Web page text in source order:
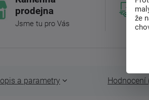
prodejna
Jsme tu pro Vás
a parametry Hodnocení
že